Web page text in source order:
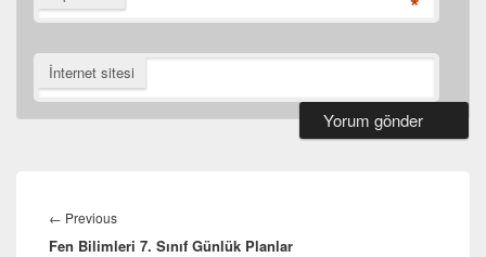
İnternet sitesi
gezinmesi
← PreviousPrevious
post:
Fen Bilimleri 7. Sınıf Günlük Planlar